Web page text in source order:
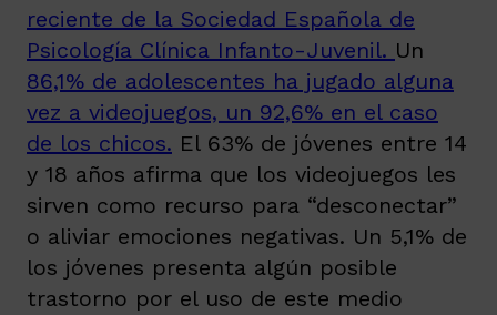
reciente de la Sociedad Española de
Psicología Clínica Infanto-Juvenil. Un
86,1% de adolescentes ha jugado alguna
vez a videojuegos, un 92,6% en el caso
de los chicos. El 63% de jóvenes entre 14
y 18 años afirma que los videojuegos les
sirven como recurso para “desconectar”
o aliviar emociones negativas. Un 5,1% de
los jóvenes presenta algún posible
trastorno por el uso de este medio